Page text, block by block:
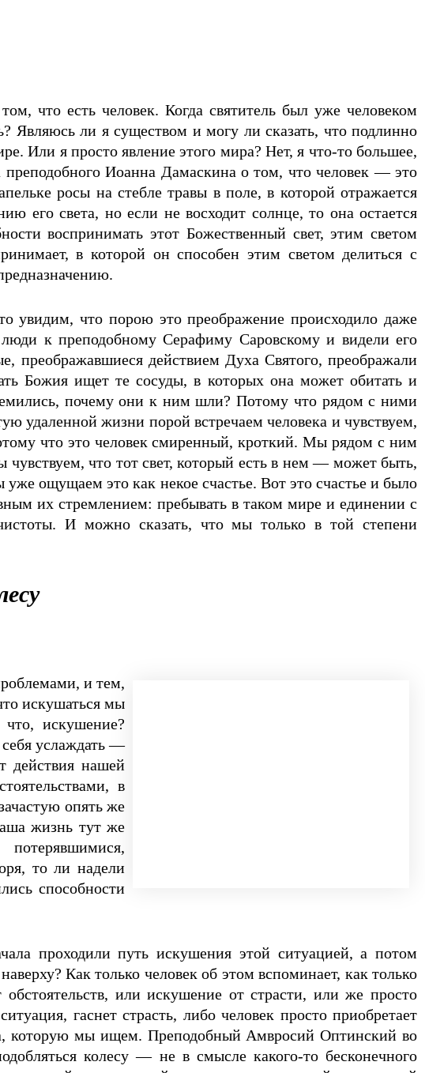
что есть человек. Когда святитель был уже человеком
ли я существом и могу ли сказать, что подлинно
Или я просто явление этого мира? Нет, я что-то большее,
Иоанна Дамаскина о том, что человек — это
росы на стебле травы в поле, в которой отражается
его света, но если не восходит солнце, то она остается
воспринимать этот Божественный свет, этим светом
в которой он способен этим светом делиться с
увидим, что порою это преображение происходило даже
к преподобному Серафиму Саровскому и видели его
преображавшиеся действием Духа Святого, преображали
Божия ищет те сосуды, в которых она может обитать и
почему они к ним шли? Потому что рядом с ними
удаленной жизни порой встречаем человека и чувствуем,
что это человек смиренный, кроткий. Мы рядом с ним
что тот свет, который есть в нем — может быть,
ощущаем это как некое счастье. Вот это счастье и было
их стремлением: пребывать в таком мире и единении с
И можно сказать, что мы только в той степени
и тем,
искушаться мы
искушение?
услаждать —
действия нашей
в
опять же
жизнь тут же
то ли надели
способности
проходили путь искушения этой ситуацией, а потом
Как только человек об этом вспоминает, как только
или искушение от страсти, или же просто
гаснет страсть, либо человек просто приобретает
которую мы ищем. Преподобный Амвросий Оптинский во
колесу — не в смысле какого-то бесконечного